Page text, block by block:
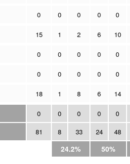
0 0 0 0 0
15 1 2 6 10
0 0 0 0 0
0 0 0 0 0
18 1 8 6 14
0 0 0 0 0
81 8 33 24 48
24.2% 50%